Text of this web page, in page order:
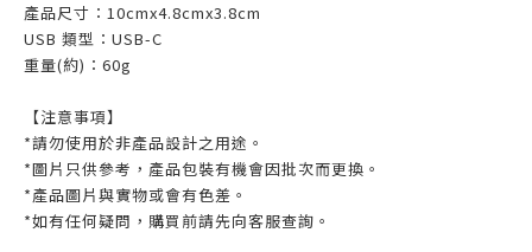
產品尺寸：10cmx4.8cmx3.8cm
USB 類型：USB-C
重量(約)：60g
【注意事項】
*請勿使用於非產品設計之用途。
*圖片只供參考，產品包裝有機會因批次而更換。
*產品圖片與實物或會有色差。
*如有任何疑問，購買前請先向客服查詢。